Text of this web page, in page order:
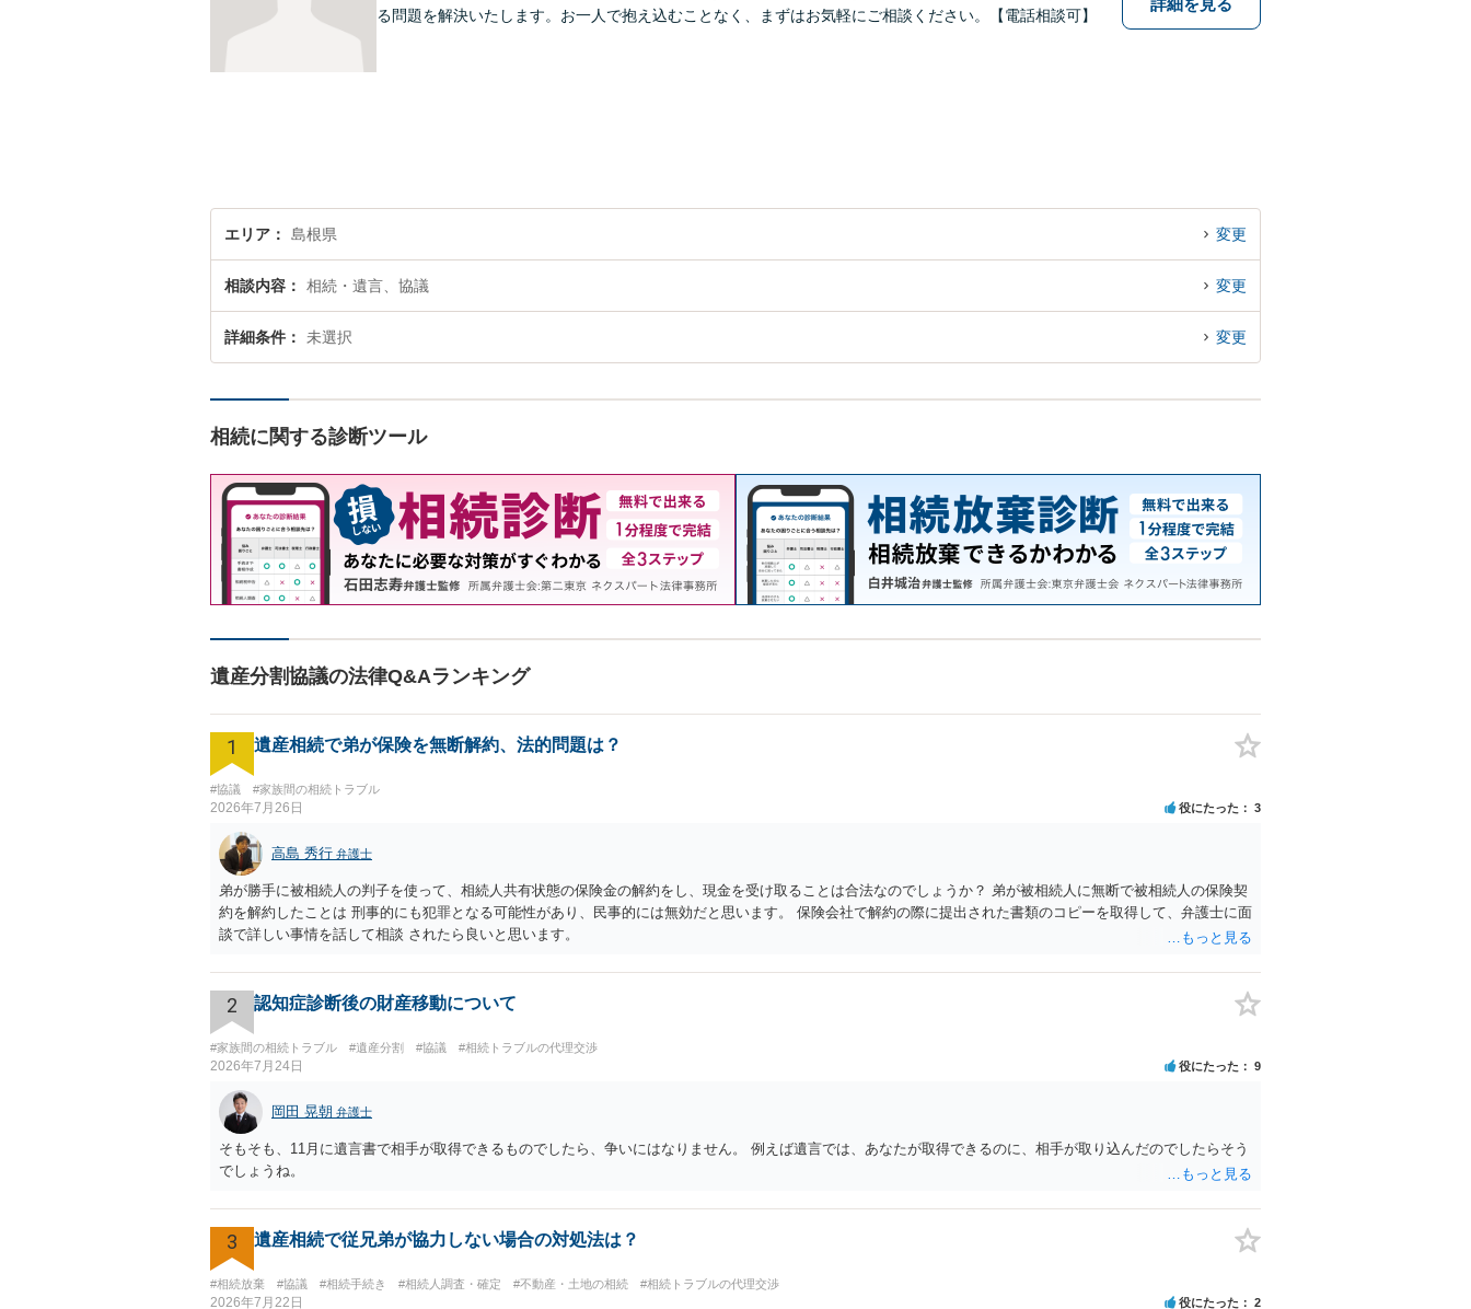
る問題を解決いたします。お一人で抱え込むことなく、まずはお気軽にご相談ください。【電話相談可】
詳細を見る
エリア 島根県 変更
相談内容 相続・遺言、協議 変更
詳細条件 未選択 変更
相続に関する診断ツール
遺産分割協議の法律Q&Aランキング
1 遺産相続で弟が保険を無断解約、法的問題は？
#協議 #家族間の相続トラブル
2026年7月26日 役にたった 3
高島 秀行 弁護士
弟が勝手に被相続人の判子を使って、相続人共有状態の保険金の解約をし、現金を受け取ることは合法なのでしょうか？ 弟が被相続人に無断で被相続人の保険契
約を解約したことは 刑事的にも犯罪となる可能性があり、民事的には無効だと思います。 保険会社で解約の際に提出された書類のコピーを取得して、弁護士に面
談で詳しい事情を話して相談 されたら良いと思います。
2 認知症診断後の財産移動について
#家族間の相続トラブル #遺産分割 #協議 #相続トラブルの代理交渉
2026年7月24日 役にたった 9
岡田 晃朝 弁護士
そもそも、11月に遺言書で相手が取得できるものでしたら、争いにはなりません。 例えば遺言では、あなたが取得できるのに、相手が取り込んだのでしたらそう
でしょうね。
3 遺産相続で従兄弟が協力しない場合の対処法は？
#相続放棄 #協議 #相続手続き #相続人調査・確定 #不動産・土地の相続 #相続トラブルの代理交渉
2026年7月22日 役にたった 2